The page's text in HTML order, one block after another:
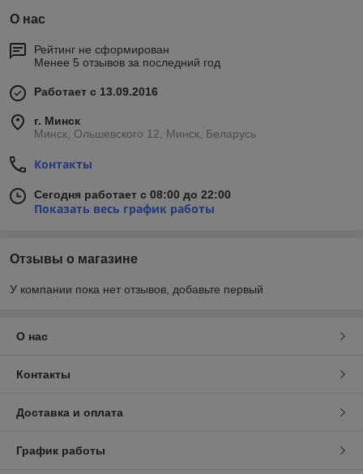
О нас
Рейтинг не сформирован
Менее 5 отзывов за последний год
Работает с 13.09.2016
г. Минск
Минск, Ольшевского 12, Минск, Беларусь
Контакты
Сегодня работает с 08:00 до 22:00
Показать весь график работы
Отзывы о магазине
У компании пока нет отзывов, добавьте первый
О нас
Контакты
Доставка и оплата
График работы